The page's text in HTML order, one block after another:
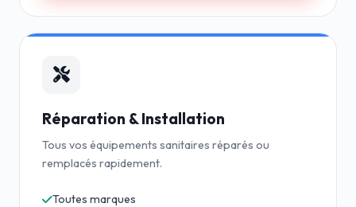
Réparation & Installation
Tous vos équipements sanitaires réparés ou
remplacés rapidement.
Toutes marques